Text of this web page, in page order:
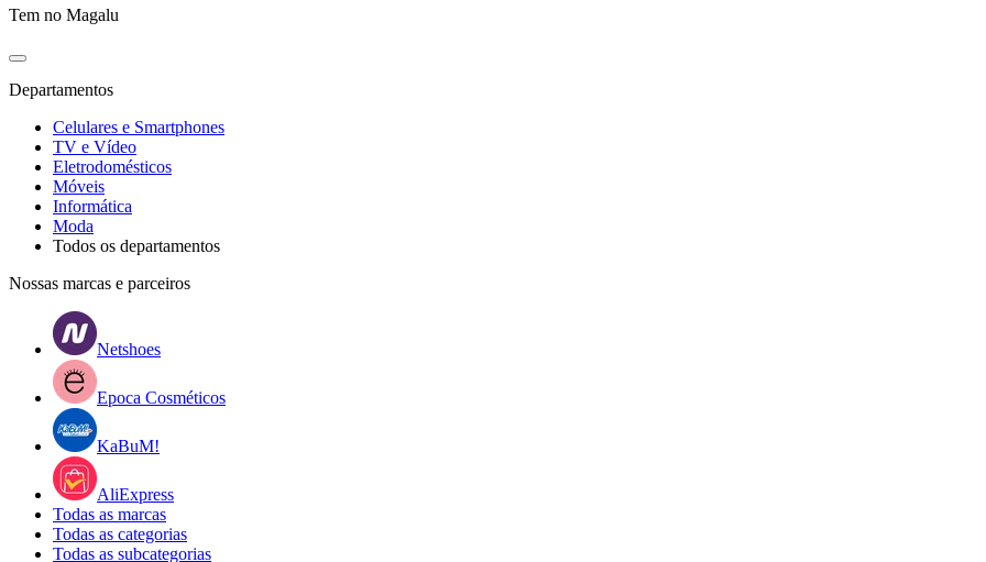
Tem no Magalu
Departamentos
Celulares e Smartphones
TV e Vídeo
Eletrodomésticos
Móveis
Informática
Moda
Todos os departamentos
Nossas marcas e parceiros
Netshoes
Epoca Cosméticos
KaBuM!
AliExpress
Todas as marcas
Todas as categorias
Todas as subcategorias